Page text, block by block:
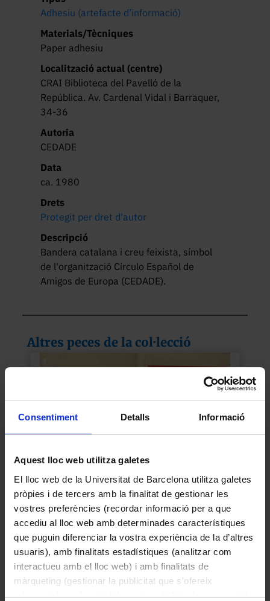
Consentiment Detalls Informació
Aquest lloc web utilitza galetes
El lloc web de la Universitat de Barcelona utilitza galetes
pròpies i de tercers amb la finalitat de gestionar les
vostres preferències (recordar informació per a que
accediu al lloc web amb determinades característiques
que puguin diferenciar la vostra experiència de la d’altres
usuaris), amb finalitats estadístiques (analitzar com
interactueu amb el lloc web) i amb finalitats de
màrqueting (gestionar la publicitat que s’ofereix
adequant-la en funció dels vostres hàbits de navegació).
Adhesiu (artefacte d’informació)
Materials/Tècniques
Paper adhesiu
Localització actual (centre)
CRAI Biblioteca del Pavelló de la
República. Av. Cardenal Vidal i Barraquer,
34-36
Autoria
CEDADE
Data
ca. 1980
Drets
Protegit per dret d'autor
Descripció
Bandera catalana i creu feixista, símbol
de l'organització Círculo Español de
Amigos de Europa (CEDADE).
Altres peces de la col·lecció
Carnet núm. 18 a favor de Joan Maluquer
1937